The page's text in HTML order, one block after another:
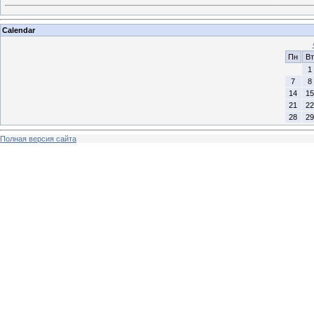
Calendar
Пн
Вт
1
7
8
14
15
21
22
28
29
Полная версия сайта